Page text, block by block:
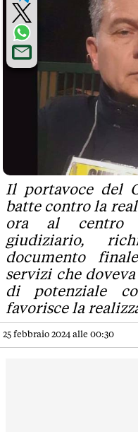
Il portavoce del
batte contro la
ora al centro
giudiziario,
documento
servizi che
di potenziale
favorisce la
25 febbraio 2024 alle 00:30